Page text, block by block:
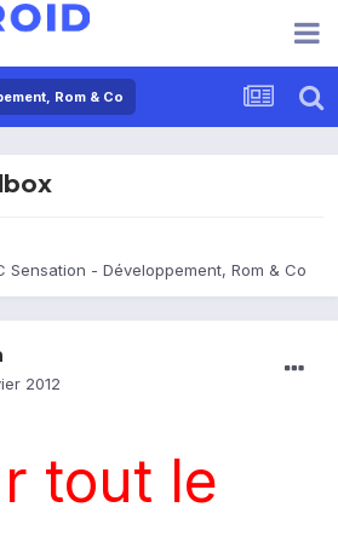
Rom & Co
Sensation - Développement, Rom & Co
2012
tout le